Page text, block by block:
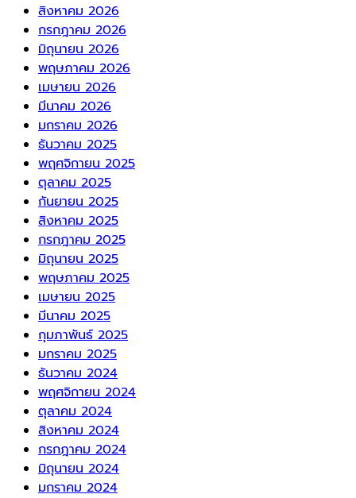
สิงหาคม 2026
กรกฎาคม 2026
มิถุนายน 2026
พฤษภาคม 2026
เมษายน 2026
มีนาคม 2026
มกราคม 2026
ธันวาคม 2025
พฤศจิกายน 2025
ตุลาคม 2025
กันยายน 2025
สิงหาคม 2025
กรกฎาคม 2025
มิถุนายน 2025
พฤษภาคม 2025
เมษายน 2025
มีนาคม 2025
กุมภาพันธ์ 2025
มกราคม 2025
ธันวาคม 2024
พฤศจิกายน 2024
ตุลาคม 2024
สิงหาคม 2024
กรกฎาคม 2024
มิถุนายน 2024
มกราคม 2024